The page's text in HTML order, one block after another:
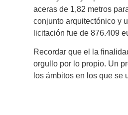
aceras de 1,82 metros
conjunto arquitectónico y
licitación fue de 876.409
Recordar que el la
orgullo por lo propio. Un
los ámbitos en los que se